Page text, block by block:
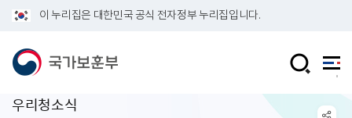
이 누리집은 대한민국 공식 전자정부 누리집입니다.
우리청소식